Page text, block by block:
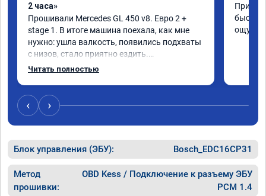
2 часа»
Прошивали Mercedes GL 450 v8. Евро 2 +
stage 1. В итоге машина поехала, как мне
нужно: ушла валкость, появились подхваты
с низов, стало приятно ездить.
Одни из лучших трат, в авто! 🔥
Читать полностью
‹ ›
Блок управления (ЭБУ): Bosch_EDC16CP31
Метод
прошивки:
OBD Kess / Подключение к разъему ЭБУ
PCM 1.4